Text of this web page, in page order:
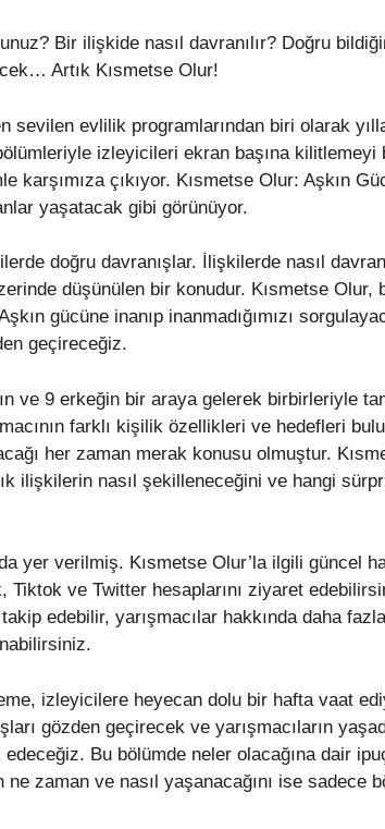
Bir ilişkide nasıl davranılır? Doğru
Artık Kısmetse Olur!
sevilen evlilik programlarından biri olarak
izleyicileri ekran başına kilitlemeyi
çıkıyor. Kısmetse Olur: Aşkın
yaşatacak gibi görünüyor.
doğru davranışlar. İlişkilerde nasıl
düşünülen bir konudur. Kısmetse Olur,
gücüne inanıp inanmadığımızı
geçireceğiz.
ve 9 erkeğin bir araya gelerek birbirleriyle
farklı kişilik özellikleri ve hedefleri
her zaman merak konusu olmuştur.
ilişkilerin nasıl şekilleneceğini ve hangi
yer verilmiş. Kısmetse Olur’la ilgili güncel
ve Twitter hesaplarını ziyaret
edebilir, yarışmacılar hakkında daha
izleyicilere heyecan dolu bir hafta vaat
gözden geçirecek ve yarışmacıların
Bu bölümde neler olacağına dair
zaman ve nasıl yaşanacağını ise sadece